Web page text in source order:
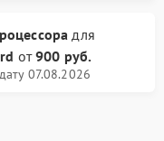
для
от900 руб.
07.08.2026